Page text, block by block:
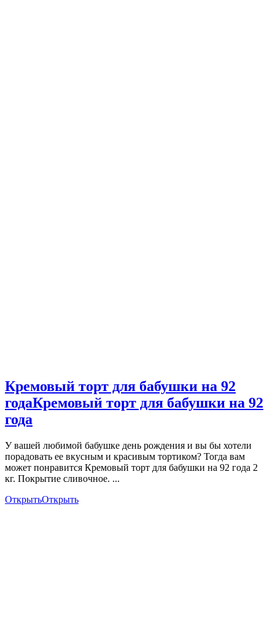
Кремовый торт для бабушки на 92
годаКремовый торт для бабушки на 92
года
У вашей любимой бабушке день рождения и вы бы хотели
порадовать ее вкусным и красивым тортиком? Тогда вам
может понравится Кремовый торт для бабушки на 92 года 2
кг. Покрытие сливочное. ...
ОткрытьОткрыть